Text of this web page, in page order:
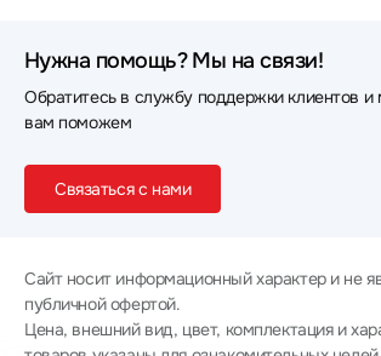
Нужна помощь? Мы на связи!
Обратитесь в службу поддержки клиентов и
вам поможем
Связаться с нами
Сайт носит информационный характер и не
публичной офертой.
Цена, внешний вид, цвет, комплектация и